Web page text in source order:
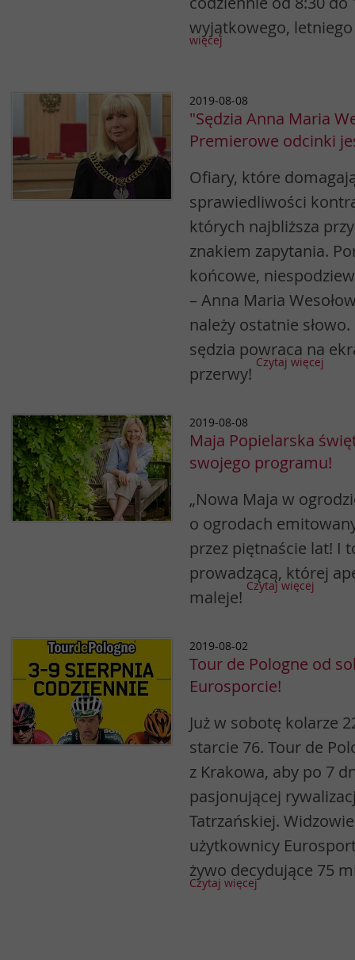
wyjątkowego,
więcej
2019-08-08
"Sędzia Anna Maria
Premierowe odcinki
Ofiary, które
sprawiedliwości
których najbliższa
znakiem zapytania.
końcowe,
– Anna Maria
należy ostatnie
sędzia powraca na
przerwy!
Czytaj więcej
2019-08-08
Maja Popielarska
swojego programu!
„Nowa Maja w
o ogrodach
przez piętnaście lat! I
prowadzącą, której
maleje!
Czytaj więcej
2019-08-02
Tour de Pologne od
Eurosporcie!
Już w sobotę kolarze
starcie 76. Tour de
z Krakowa, aby po 7
pasjonującej
Tatrzańskiej.
użytkownicy
żywo decydujące 75
Czytaj więcej